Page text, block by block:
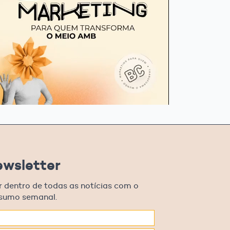
dentro de todas as notícias com o
semanal.